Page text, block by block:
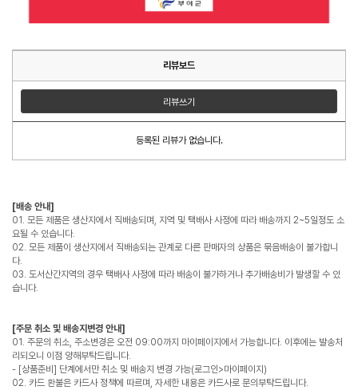
리뷰보드
리뷰쓰기
등록된 리뷰가 없습니다.
[배송 안내]
01. 모든 제품은 생산지에서 직배송되며, 지역 및 택배사 사정에 따라 배송까지 2~5일정도 소
요될 수 있습니다.
02. 모든 제품이 생산지에서 직배송되는 관계로 다른 판매자의 상품은 묶음배송이 불가합니
다.
03. 도서산간지역의 경우 택배사 사정에 따라 배송이 불가하거나 추가배송비가 발생할 수 있
습니다.
[주문 취소 및 배송지변경 안내]
01. 주문의 취소, 주소변경은 오전 09:00까지 마이페이지에서 가능합니다. 이후에는 발송처
리되오니 이점 양해부탁드립니다.
- [상품준비] 단계에서만 취소 및 배송지 변경 가능(로그인>마이페이지)
02. 카드 환불은 카드사 정책에 따르며, 자세한 내용은 카드사로 문의부탁드립니다.